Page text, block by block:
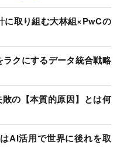
に取り組む大林組×PwCの
クにするデータ統合戦略
の【本質的原因】とは何
AI活用で世界に後れを取